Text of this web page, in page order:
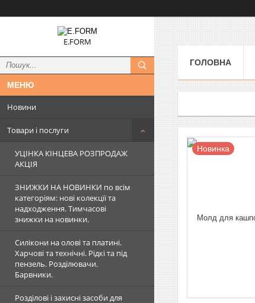
E.FORM
Новини
Товари і послуги
УЦІНКА КІНЦЕВА РОЗПРОДАЖ
АКЦІЯ
ЗНИЖКИ НА НОВИНКИ по всім
категоріям: нові колекцїї та
надходження. Тимчасові
знижки на новинки.
Силікони на олові та платині.
Харчові та технічні. Рідкі та під
пензель. Розділювачи.
Барвники.
Розділові і захисні засоби для
ГОЛОВНА
Новинка